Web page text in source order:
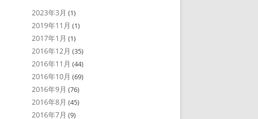
2023年3月 (1)
2019年11月 (1)
2017年1月 (1)
2016年12月 (35)
2016年11月 (44)
2016年10月 (69)
2016年9月 (76)
2016年8月 (45)
2016年7月 (9)